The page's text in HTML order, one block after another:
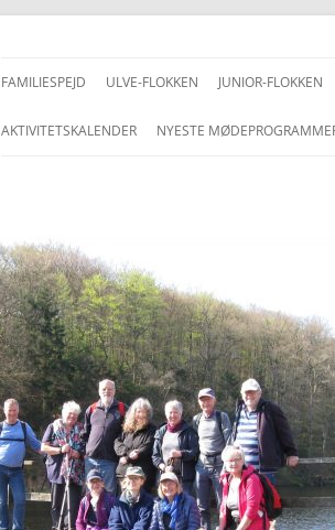
FAMILIESPEJD ULVE-FLOKKEN JUNIOR-FLOKKEN
AKTIVITETSKALENDER NYESTE